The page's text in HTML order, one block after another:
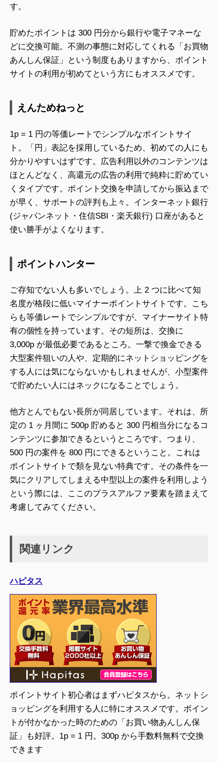
す。
貯めたポイントは 300 円分から銀行や電子マネーな
どに交換可能。不測の事態に対応してくれる「お買物
あんしん保証」という制度もありますから、ポイント
サイトの利用が初めてという方にもオススメです。
えんためねっと
1p = 1 円の等価レートでシンプルなポイントサイ
ト。「円」表記を採用しているため、初めての人にも
分かりやすいはずです。広告利用以外のコンテンツは
ほとんどなく、高還元の広告の利用で純粋に貯めてい
くタイプです。ポイント交換を申請してから振込まで
が早く、サポートの評判も上々。インターネット銀行
(ジャパンネット・住信SBI・楽天銀行) 口座があると
使い勝手がよくなります。
ポイントハンター
ご存知でない人も多いでしょう。上 2 つに比べて知
名度が格段に低いマイナーポイントサイトです。こち
らも等価レートでシンプルですが、マイナーサイト特
有の個性を持っています。その短所は、交換に
3,000p が最低必要であるところ。一撃で換金できる
大型案件狙いの人や、定期的にネットショッピングを
する人には気にならないかもしれませんが、小型案件
で貯めたい人にはネックになることでしょう。
他方とんでもない長所が同居しています。それは、所
定の 1 ヶ月間に 500p 貯めると 300 円相当分になるコ
ンテンツに参加できるというところです。つまり、
500 円の案件を 800 円にできるということ。これは
ポイントサイトで類を見ない特典です。その条件を一
気にクリアしてしまえる中型以上の案件を利用しよう
という際には、ここのプラスアルファ要素を踏まえて
考慮してみてください。
関連リンク
ハピタス
ポイントサイト初心者はまずハピタスから。ネットシ
ョッピングを利用する人に特にオススメです。ポイン
トが付かなかった時のための「お買い物あんしん保
証」も好評。1p = 1 円。300p から手数料無料で交換
できます